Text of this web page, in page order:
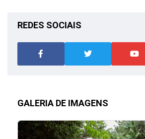
REDES SOCIAIS
GALERIA DE IMAGENS